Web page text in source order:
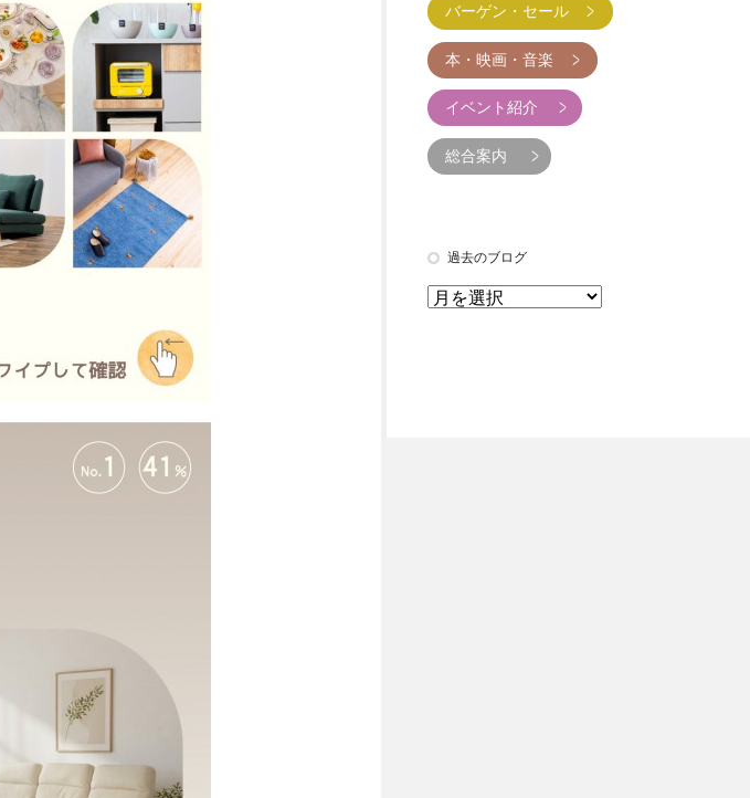
バーゲン・セール
本・映画・音楽
イベント紹介
総合案内
過去のブログ